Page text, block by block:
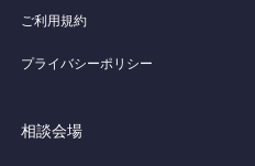
ご利用規約
プライバシーポリシー
相談会場